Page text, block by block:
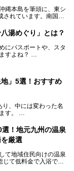
スポットを当て、その
縄本島を筆頭に、東シ
れています。南国な
ど、多くの人を惹きつ
。
テル併設などリゾート
。日帰りでも旅行気分
湯めぐり」とは？
にパスポートや、スタ
すよね？
ラリーでしょう。
」5選！おすすめ
、中には変わった名
す。
を、地域ごとにクイズ
る今回は、九州地方の
みて下さいね！
！地元九州の温泉
厳選
て地域住民向けの温泉
じて低料金で入浴で